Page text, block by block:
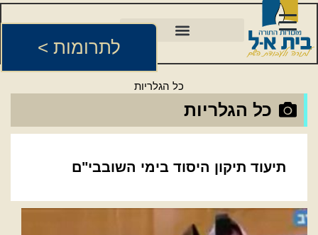
לתרומות >
כל הגלריות
כל הגלריות
תיעוד תיקון היסוד בימי השובבי"ם